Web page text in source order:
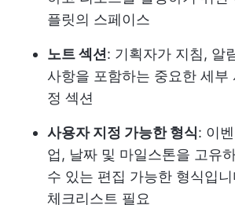
플릿의 스페이스
노트 섹션 : 기획자가 지침, 알
사항을 포함하는 중요한 세부
정 섹션
사용자 지정 가능한 형식: 이
업, 날짜 및 마일스톤을 고유
수 있는 편집 가능한 형식입
체크리스트 필요